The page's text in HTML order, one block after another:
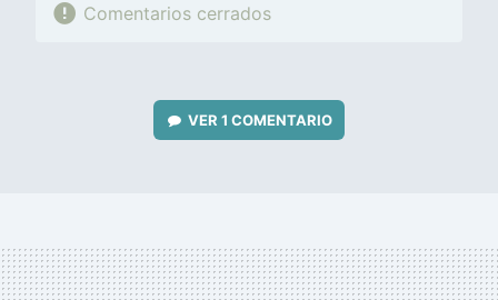
Comentarios cerrados
VER 1 COMENTARIO